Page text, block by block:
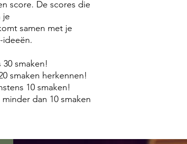
score. De scores die
je
samen met je
smaken!
smaken herkennen!
10 smaken!
dan 10 smaken